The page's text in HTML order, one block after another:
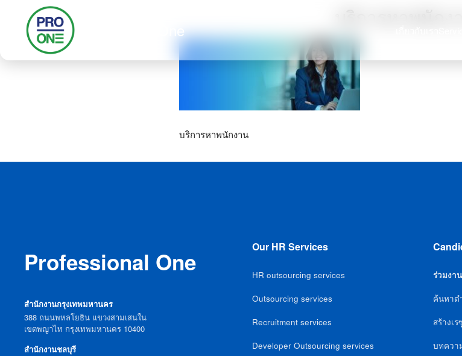
Professional One
บริการหาพนักงาน
Professional One
สำนักงานกรุงเทพมหานคร
388 ถนนพหลโยธิน แขวงสามเสนใน
เขตพญาไท กรุงเทพมหานคร 10400
สำนักงานชลบุรี
Our HR Services
HR outsourcing services
Outsourcing services
Recruitment services
Developer Outsourcing services
ร่วมงา
ค้นหาต
สร้างเร
บทควา